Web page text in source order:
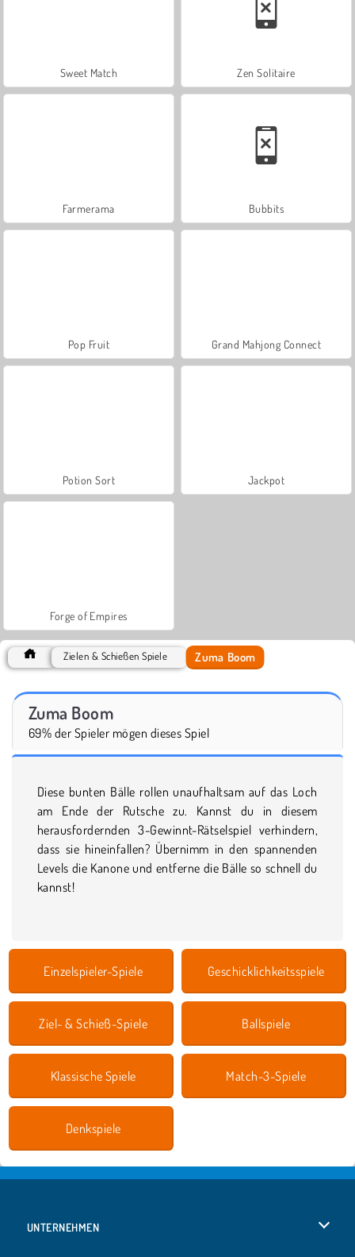
Sweet Match Zen Solitaire
Farmerama Bubbits
Pop Fruit Grand Mahjong Connect
Potion Sort Jackpot
Forge of Empires
Zielen & Schießen Spiele Zuma Boom
Zuma Boom
69% der Spieler mögen dieses Spiel
Diese bunten Bälle rollen unaufhaltsam auf das Loch
am Ende der Rutsche zu. Kannst du in diesem
herausfordernden 3-Gewinnt-Rätselspiel verhindern,
dass sie hineinfallen? Übernimm in den spannenden
Levels die Kanone und entferne die Bälle so schnell du
kannst!
Einzelspieler-Spiele Geschicklichkeitsspiele
Ziel- & Schieß-Spiele Ballspiele
Klassische Spiele Match-3-Spiele
Denkspiele
UNTERNEHMEN